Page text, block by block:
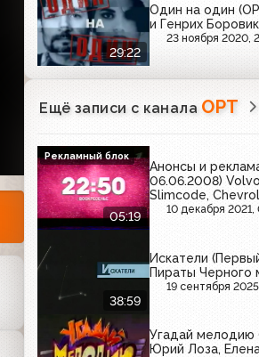
29:22
Один на один
и Генрих
23 ноября 2020,
Ещё записи с канала ОРТ
05:19
Анонсы и
06.06.2008)
Slimcode,
Orbit, Микоян,
10 декабря 2021,
Рекламный блок
38:59
Искатели
Пираты Черного
19 сентября
Угадай мелодию
Юрий Лоза,